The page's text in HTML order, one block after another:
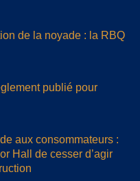
de la noyade : la RBQ
publié pour
aux consommateurs :
Hall de cesser d’agir